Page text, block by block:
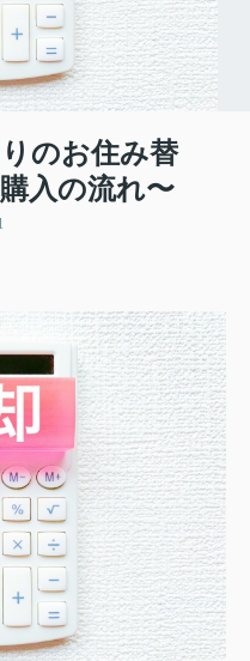
のお住み替
入の流れ〜